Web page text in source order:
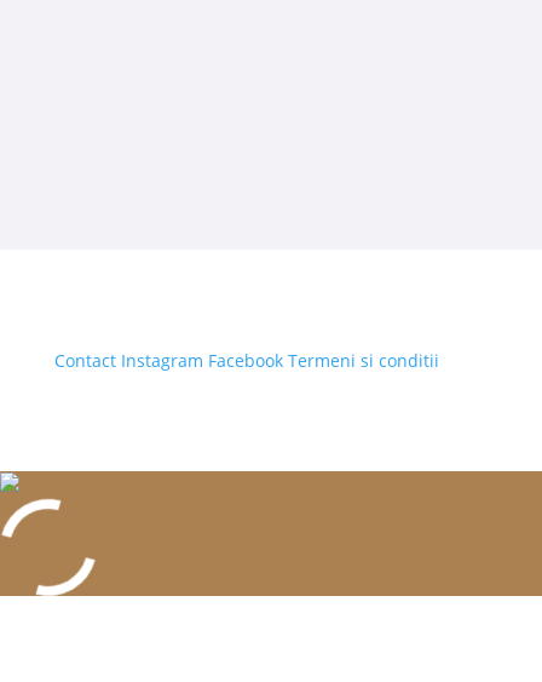
Contact Instagram Facebook Termeni si conditii